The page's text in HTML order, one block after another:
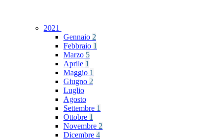
2021
Gennaio 2
Febbraio 1
Marzo 5
Aprile 1
Maggio 1
Giugno 2
Luglio
Agosto
Settembre 1
Ottobre 1
Novembre 2
Dicembre 4